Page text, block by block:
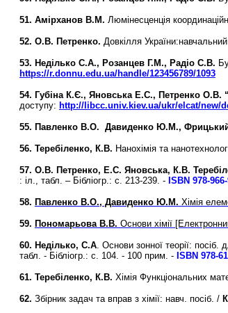
51. Амірханов В.М. Люмінесценція
52. О.В. Петренко. Довкілля
53. Неділько С.А., Розанцев Г.М., Радіо С.В.
https://r.donnu.edu.ua/handle/123456789/1093
54. Губіна К.Є., Яновська Е.С., Петренко О.В. “
доступу: http://libcc.univ.kiev.ua/ukr/elcat/new/
55. Павленко В.О. Давиденко Ю.М.,
56. Теребіленко, К.В. Нанохімія та
57. О.В. Петренко, Е.С. Яновська, К.В.
: іл., табл. – Бібліогр.: с. 213-239. -ISBN 978-966-
58. Павленко В.О., Давиденко Ю.М. Хімія
59. Пономарьова В.В. Основи хімії
60. Неділько, С.А. Основи зонної теорії:
табл. - Бібліогр.: с. 104. - 100 прим. - ISBN 978-
61. Теребіленко, К.В. Хімія Функціональних
62. Збірник задач та вправ з хімії: навч. посіб. /